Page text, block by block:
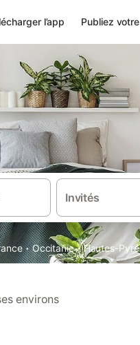
l’app Publiez
Invités
· Occitanie · Hautes-
environs